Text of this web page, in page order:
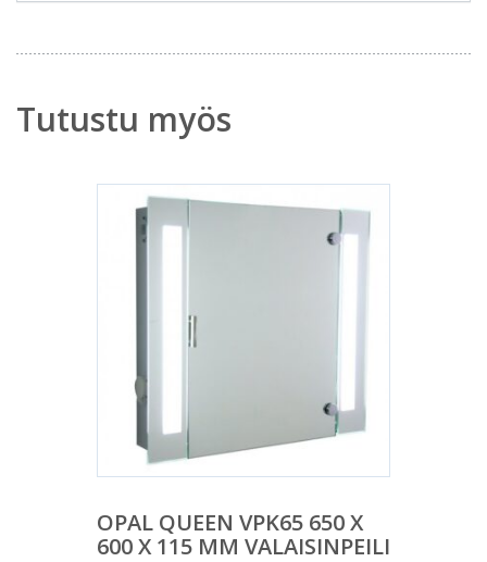
Tutustu myös
OPAL QUEEN VPK65 650 X
600 X 115 MM VALAISINPEILI